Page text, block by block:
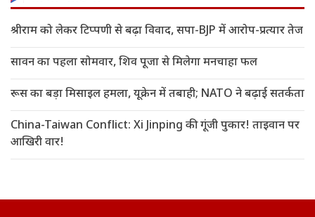
श्रीराम को लेकर टिप्पणी से बढ़ा विवाद, सपा-BJP में आरोप-प्रत्यार तेज
सावन का पहला सोमवार, शिव पूजा से मिलेगा मनचाहा फल
रूस का बड़ा मिसाइल हमला, यूक्रेन में तबाही; NATO ने बढ़ाई सतर्कता
China-Taiwan Conflict: Xi Jinping की गूंजी पुकार! ताइवान पर
आखिरी वार!